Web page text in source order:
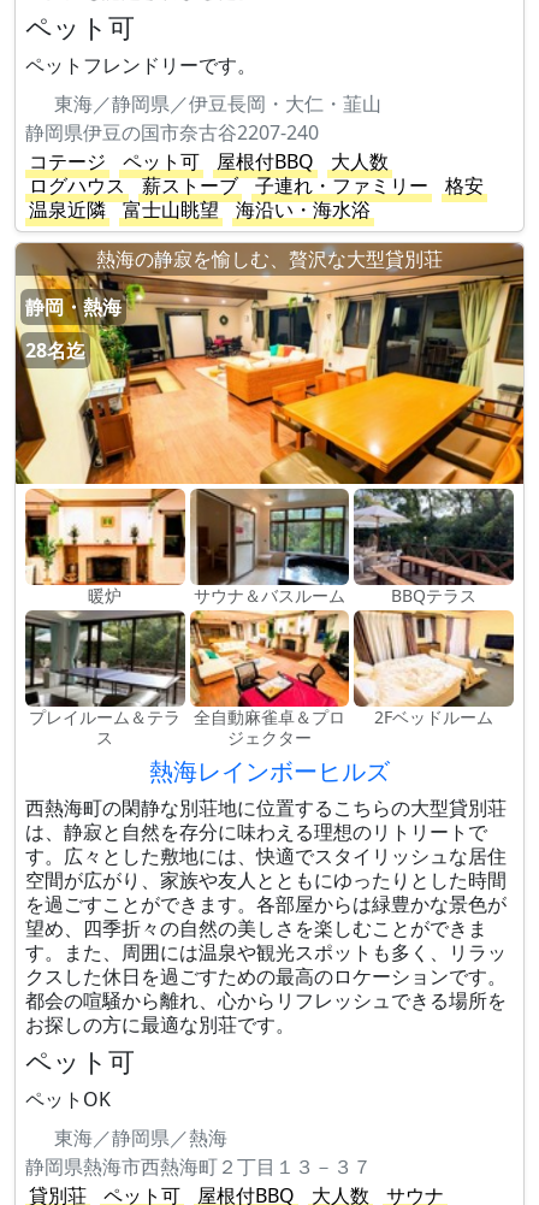
ペット可
ペットフレンドリーです。
東海／静岡県／伊豆長岡・大仁・韮山
静岡県伊豆の国市奈古谷2207-240
コテージ
ペット可 屋根付BBQ
大人数
ログハウス
薪ストーブ 子連れ・ファミリー
格安
温泉近隣
富士山眺望
海沿い・海水浴
熱海の静寂を愉しむ、贅沢な大型貸別荘
静岡・熱海
28名迄
暖炉 サウナ＆バスルーム BBQテラス
プレイルーム＆テラ
ス
全自動麻雀卓＆プロ
ジェクター
2Fベッドルーム
熱海レインボーヒルズ
西熱海町の閑静な別荘地に位置するこちらの大型貸別荘
は、静寂と自然を存分に味わえる理想のリトリートで
す。広々とした敷地には、快適でスタイリッシュな居住
空間が広がり、家族や友人とともにゆったりとした時間
を過ごすことができます。各部屋からは緑豊かな景色が
望め、四季折々の自然の美しさを楽しむことができま
す。また、周囲には温泉や観光スポットも多く、リラッ
クスした休日を過ごすための最高のロケーションです。
都会の喧騒から離れ、心からリフレッシュできる場所を
お探しの方に最適な別荘です。
ペット可
ペットOK
東海／静岡県／熱海
静岡県熱海市西熱海町２丁目１３－３７
貸別荘
ペット可 屋根付BBQ 大人数
サウナ